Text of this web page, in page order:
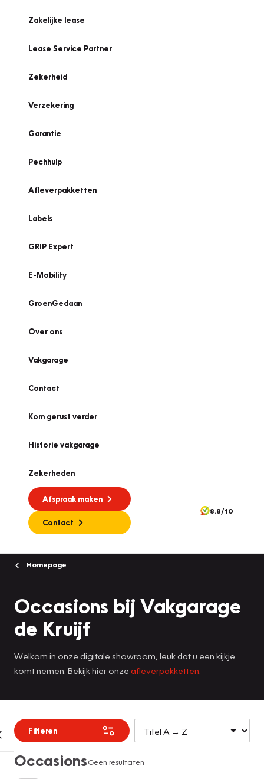
Zakelijke lease
Lease Service Partner
Zekerheid
Verzekering
Garantie
Pechhulp
Afleverpakketten
Labels
GRIP Expert
E-Mobility
GroenGedaan
Over ons
Vakgarage
Contact
Kom gerust verder
Historie vakgarage
Zekerheden
Afspraak maken
Contact
8.8/10
Homepage
Occasions bij Vakgarage
de Kruijf
Welkom in onze digitale showroom, leuk dat u een kijkje
komt nemen. Bekijk hier onze afleverpakketten
Filteren
OccasionsGeen resultaten